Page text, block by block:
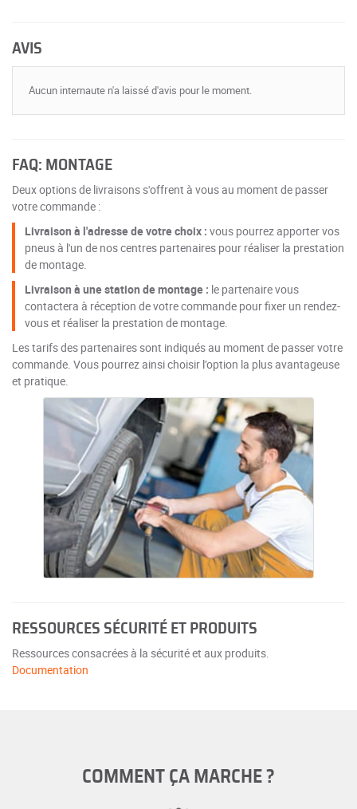
AVIS
Aucun internaute n'a laissé d'avis pour le moment.
FAQ: MONTAGE
Deux options de livraisons s'offrent à vous au moment de passer
votre commande :
Livraison à l'adresse de votre choix : vous pourrez apporter vos
pneus à l'un de nos centres partenaires pour réaliser la prestation
de montage.
Livraison à une station de montage : le partenaire vous
contactera à réception de votre commande pour fixer un rendez-
vous et réaliser la prestation de montage.
Les tarifs des partenaires sont indiqués au moment de passer votre
commande. Vous pourrez ainsi choisir l’option la plus avantageuse
et pratique.
RESSOURCES SÉCURITÉ ET PRODUITS
Ressources consacrées à la sécurité et aux produits.
Documentation
COMMENT ÇA MARCHE ?